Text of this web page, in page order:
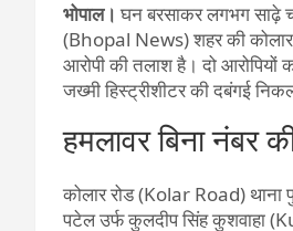
भोपाल। घन बरसाकर लगभग साढ़े
(Bhopal News) शहर की
आरोपी की तलाश है। दो आरोपियों
जख्मी हिस्ट्रीशीटर की दबंगई
हमलावर बिना नंबर
कोलार रोड (Kolar Road)
पटेल उर्फ कुलदीप सिंह कुशवाहा